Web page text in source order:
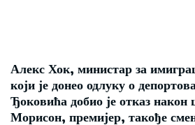
Алекс Хок, министар за
који је донео одлуку о
Ђоковића добио је отказ након
Морисон, премијер, такође